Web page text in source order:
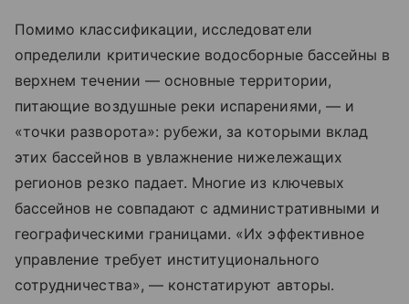
Помимо классификации, исследователи
определили критические водосборные бассейны в
верхнем течении — основные территории,
питающие воздушные реки испарениями, — и
«точки разворота»: рубежи, за которыми вклад
этих бассейнов в увлажнение нижележащих
регионов резко падает. Многие из ключевых
бассейнов не совпадают с административными и
географическими границами. «Их эффективное
управление требует институционального
сотрудничества», — констатируют авторы.